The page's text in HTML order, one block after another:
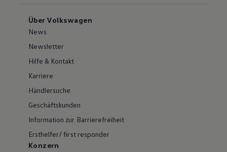
Über Volkswagen
News
Newsletter
Hilfe & Kontakt
Karriere
Händlersuche
Geschäftskunden
Information zur Barrierefreiheit
Ersthelfer/ first responder
Konzern